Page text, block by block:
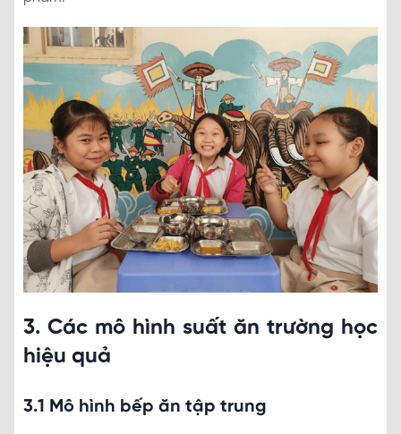
3. Các mô hình suất ăn trường học
hiệu quả
3.1 Mô hình bếp ăn tập trung